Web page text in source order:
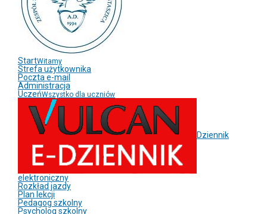
StartWitamy
Strefa użytkownika
Poczta e-mail
Administracja
UczeńWszystko dla uczniów
Dziennik
elektroniczny
Rozkład jazdy
Plan lekcji
Pedagog szkolny
Psycholog szkolny